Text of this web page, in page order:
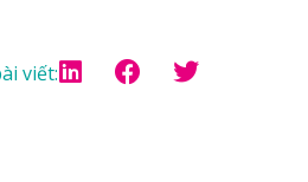
viết: